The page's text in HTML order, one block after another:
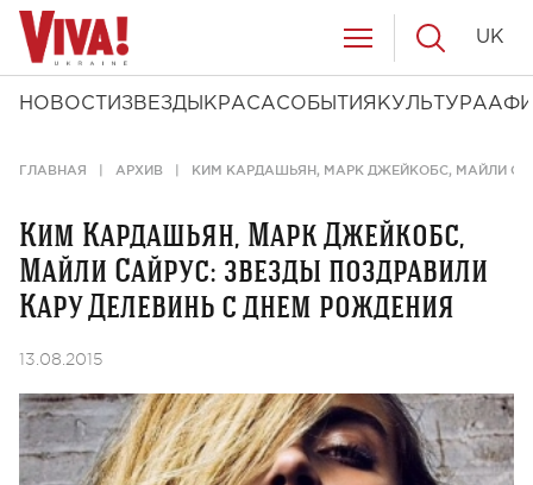
НОВОСТИ ЗВЕЗДЫ КРАСАСОБЫТИЯ КУЛЬТУРА
UK
ГЛАВНАЯ АРХИВ КИМ КАРДАШЬЯН, МАРК ДЖЕЙКОБС, МАЙЛИ
Ким Кардашьян, Марк Джейкобс,
Майли Сайрус: звезды поздравили
Кару Делевинь с днем рождения
13.08.2015